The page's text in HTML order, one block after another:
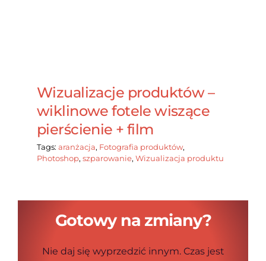
Wizualizacje produktów –
wiklinowe fotele wiszące
pierścienie + film
Tags: aranżacja, Fotografia produktów,
Photoshop, szparowanie, Wizualizacja produktu
Gotowy na zmiany?
Nie daj się wyprzedzić innym. Czas jest